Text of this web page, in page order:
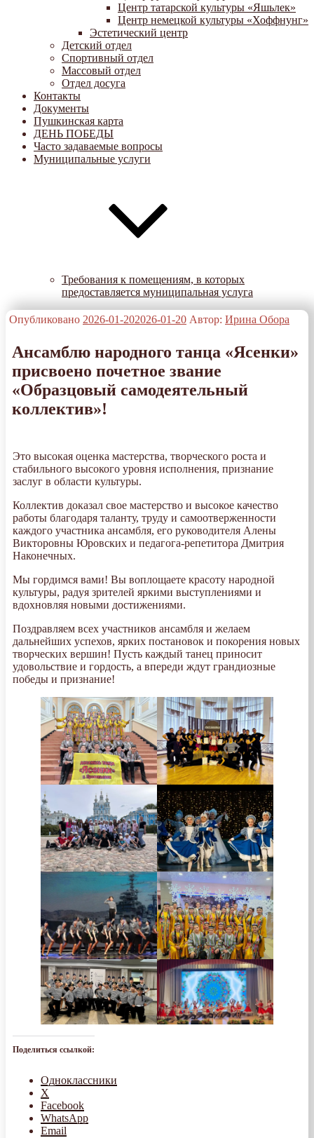
Центр татарской культуры «Яшьлек»
Центр немецкой культуры «Хоффнунг»
Эстетический центр
Детский отдел
Спортивный отдел
Массовый отдел
Отдел досуга
Контакты
Документы
Пушкинская карта
ДЕНЬ ПОБЕДЫ
Часто задаваемые вопросы
Муниципальные услуги
Требования к помещениям, в которых
предоставляется муниципальная услуга
Опубликовано 2026-01-202026-01-20 Автор: Ирина Обора
Ансамблю народного танца «Ясенки»
присвоено почетное звание
«Образцовый самодеятельный
коллектив»!
Это высокая оценка мастерства, творческого роста и
стабильного высокого уровня исполнения, признание
заслуг в области культуры.
Коллектив доказал свое мастерство и высокое качество
работы благодаря таланту, труду и самоотверженности
каждого участника ансамбля, его руководителя Алены
Викторовны Юровских и педагога-репетитора Дмитрия
Наконечных.
Мы гордимся вами! Вы воплощаете красоту народной
культуры, радуя зрителей яркими выступлениями и
вдохновляя новыми достижениями.
Поздравляем всех участников ансамбля и желаем
дальнейших успехов, ярких постановок и покорения новых
творческих вершин! Пусть каждый танец приносит
удовольствие и гордость, а впереди ждут грандиозные
победы и признание!
Поделиться ссылкой:
Одноклассники
X
Facebook
WhatsApp
Email